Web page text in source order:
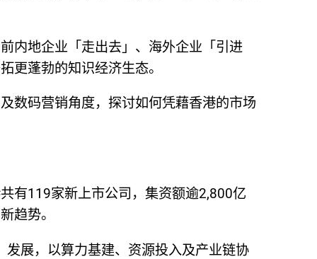
内地企业「走出去」、海外企业「引进
更蓬勃的知识经济生态。
数码营销角度，探讨如何凭藉香港的市场
有119家新上市公司，集资额逾2,800亿
趋势。
展，以算力基建、资源投入及产业链协